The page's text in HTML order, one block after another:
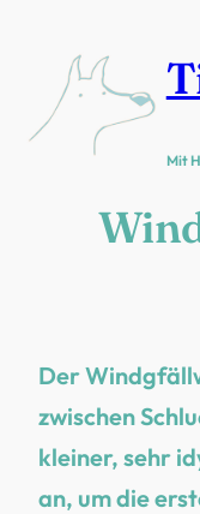
springen
Mit
Der
zwischen
kleiner, sehr
an, um die